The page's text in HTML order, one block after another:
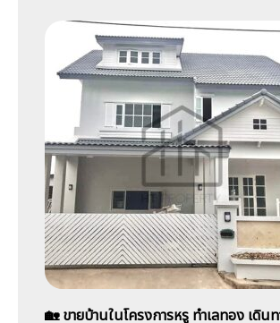
🏡 ขายบ้านในโครงการหรู ทำเลทอง เดิน